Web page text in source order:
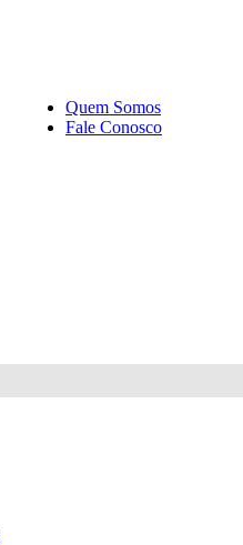
Quem Somos
Fale Conosco